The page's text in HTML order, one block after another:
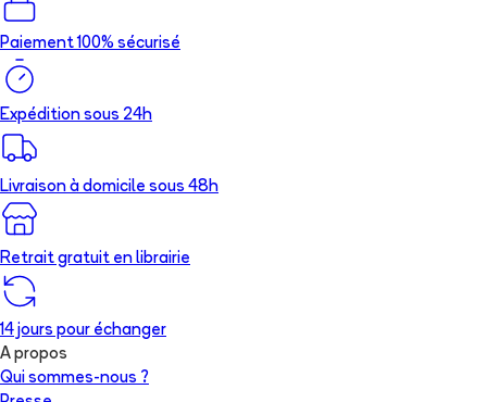
Paiement 100% sécurisé
Expédition sous 24h
Livraison à domicile sous 48h
Retrait gratuit en librairie
14 jours pour échanger
A propos
Qui sommes-nous ?